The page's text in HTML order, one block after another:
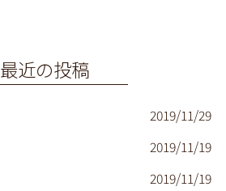
最近の投稿
2019/11/29
2019/11/19
2019/11/19